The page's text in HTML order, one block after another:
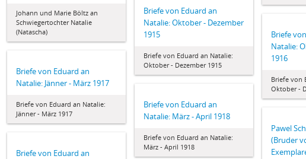
Johann und Marie Böltz an
Schwiegertochter Natalie
(Natascha)
Briefe von Eduard an
Natalie: Oktober - Dezember
1915
Briefe von Eduard an Natalie:
Oktober - Dezember 1915
Briefe
Natalie:
1916
Briefe von
Oktober -
Briefe von Eduard an
Natalie: Jänner - März 1917
Briefe von Eduard an Natalie:
Jänner - März 1917
Briefe von Eduard an
Natalie: März - April 1918
Briefe von Eduard an Natalie:
März - April 1918
Pawel
(Bruder
Briefe von Eduard an